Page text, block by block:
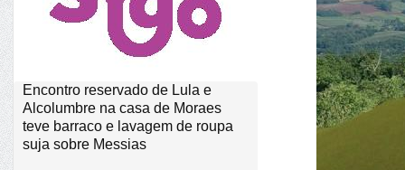
Encontro reservado de Lula e
Alcolumbre na casa de Moraes
teve barraco e lavagem de roupa
suja sobre Messias